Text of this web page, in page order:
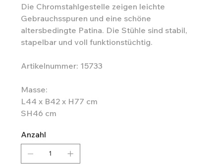
Die Chromstahlgestelle zeigen leichte
Gebrauchsspuren und eine schöne
altersbedingte Patina. Die Stühle sind stabil,
stapelbar und voll funktionstüchtig.
Artikelnummer: 15733
Masse:
L44 x B42 x H77 cm
SH46 cm
Anzahl